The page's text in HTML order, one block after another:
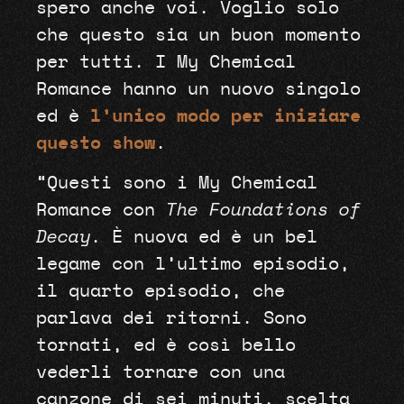
spero anche voi. Voglio solo
che questo sia un buon momento
per tutti. I My Chemical
Romance hanno un nuovo singolo
ed è l’unico modo per iniziare
questo show.
“Questi sono i My Chemical
Romance con
The Foundations of
Decay. È nuova ed è un bel
legame con l’ultimo episodio,
il quarto episodio, che
parlava dei ritorni. Sono
tornati, ed è così bello
vederli tornare con una
canzone di sei minuti, scelta